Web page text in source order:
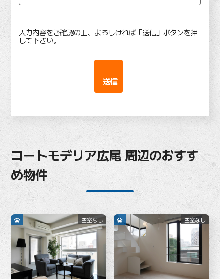
入力内容をご確認の上、よろしければ「送信」ボタンを押
して下さい。
コートモデリア広尾 周辺のおすす
め物件
空室なし 空室なし